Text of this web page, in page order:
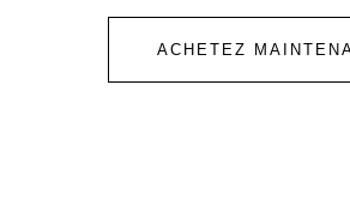
ACHETEZ